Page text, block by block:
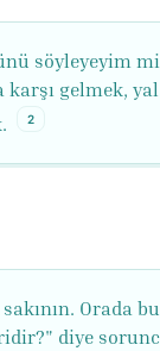
söyleyeyim
karşı gelmek,
2
sakının. Orada
diye